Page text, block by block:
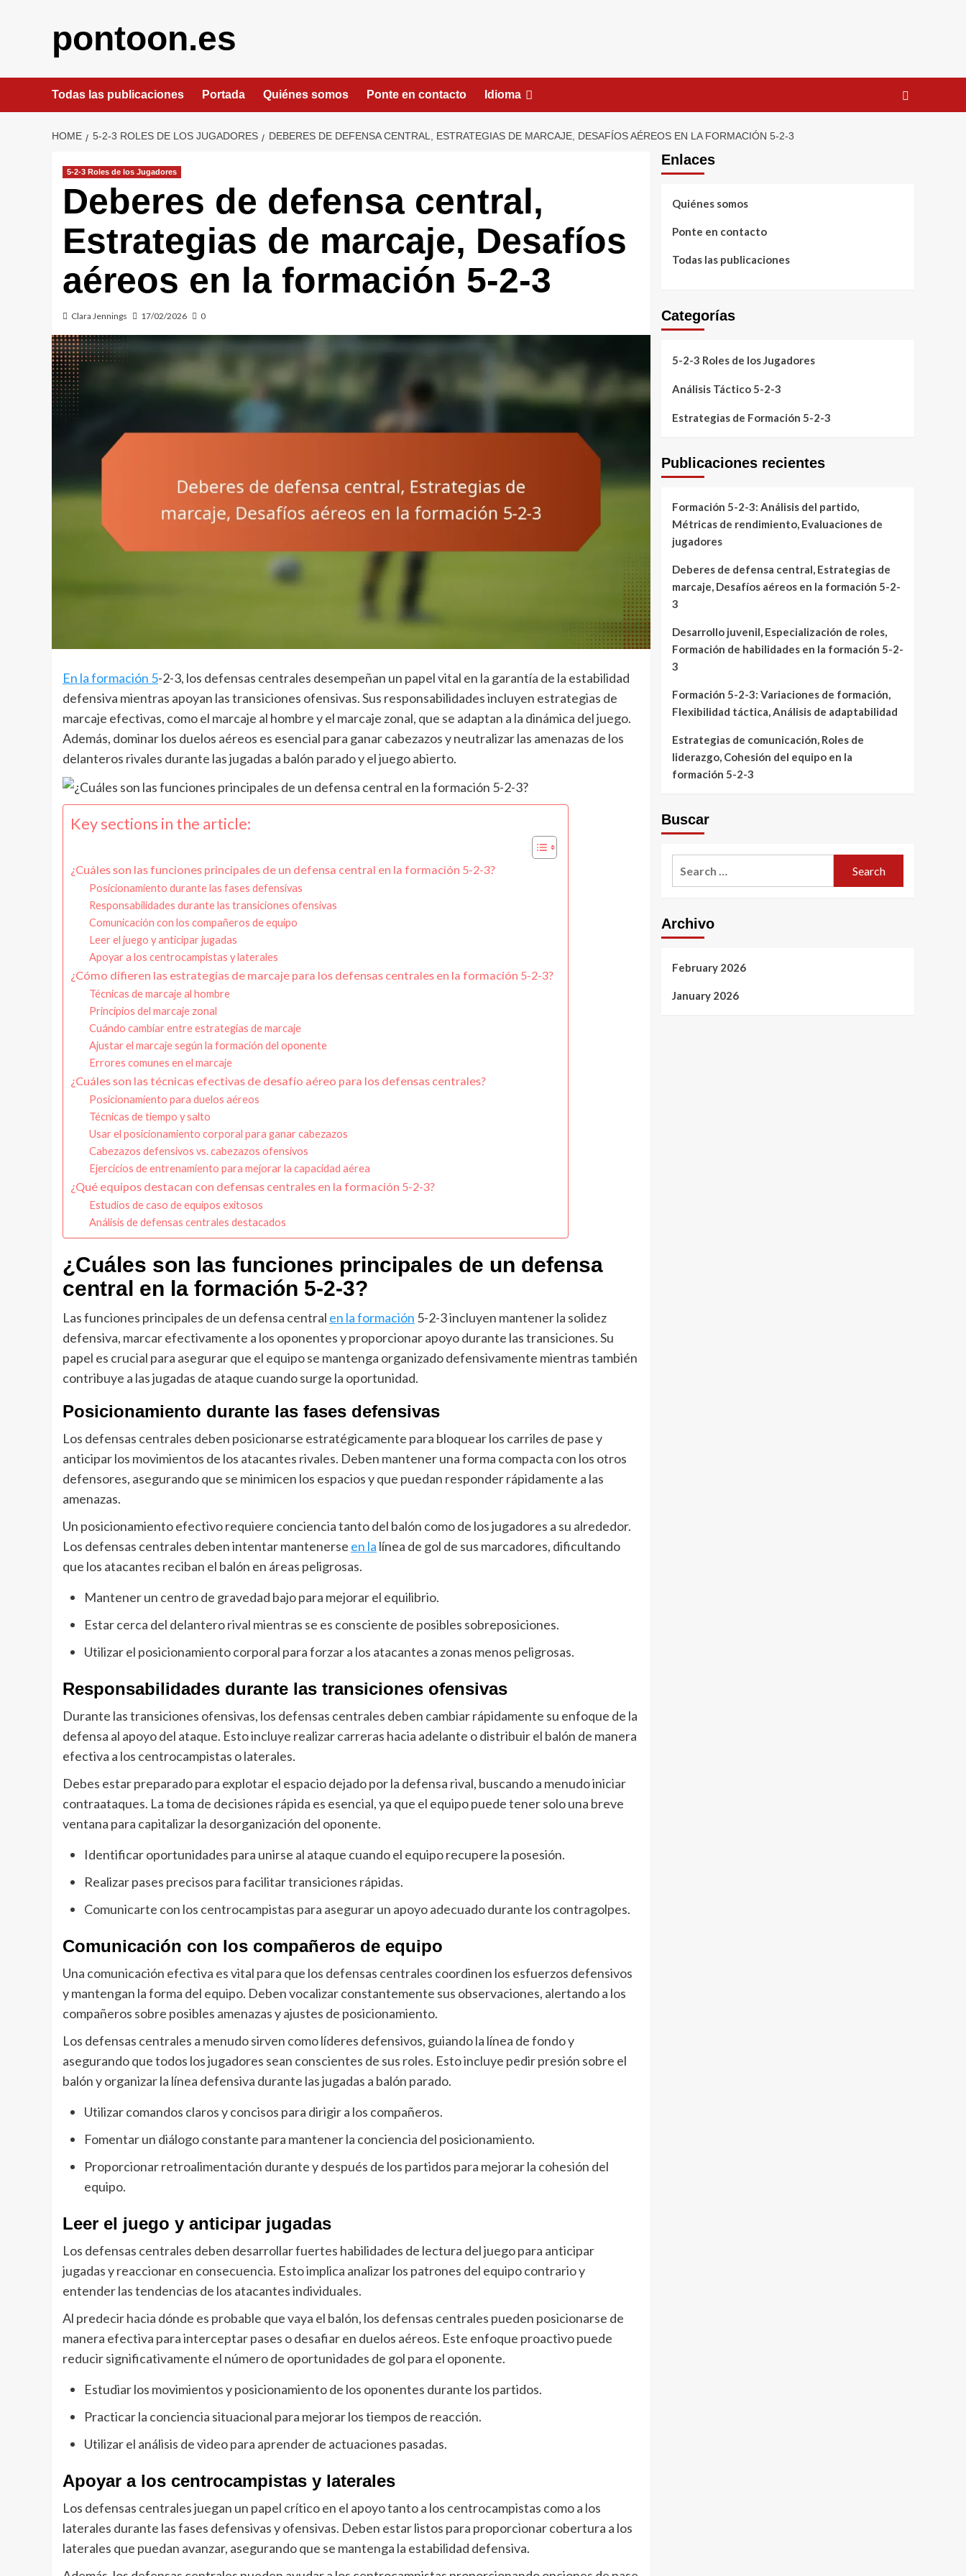
pontoon.es
Todas las publicaciones Portada Quiénes somos Ponte en contacto Idioma
HOME 5-2-3 ROLES DE LOS JUGADORES DEBERES DE DEFENSA CENTRAL, ESTRATEGIAS DE MARCAJE, DESAFÍOS AÉREOS EN LA FORMACIÓN 5-2-3
5-2-3 Roles de los Jugadores
Deberes de defensa central,
Estrategias de marcaje, Desafíos
aéreos en la formación 5-2-3
Clara Jennings 17/02/2026 0
En la formación 5-2-3, los defensas centrales desempeñan un papel vital en la garantía de la estabilidad
defensiva mientras apoyan las transiciones ofensivas. Sus responsabilidades incluyen estrategias de
marcaje efectivas, como el marcaje al hombre y el marcaje zonal, que se adaptan a la dinámica del juego.
Además, dominar los duelos aéreos es esencial para ganar cabezazos y neutralizar las amenazas de los
delanteros rivales durante las jugadas a balón parado y el juego abierto.
Key sections in the article:
¿Cuáles son las funciones principales de un defensa central en la formación 5-2-3?
Posicionamiento durante las fases defensivas
Responsabilidades durante las transiciones ofensivas
Comunicación con los compañeros de equipo
Leer el juego y anticipar jugadas
Apoyar a los centrocampistas y laterales
¿Cómo difieren las estrategias de marcaje para los defensas centrales en la formación 5-2-3?
Técnicas de marcaje al hombre
Principios del marcaje zonal
Cuándo cambiar entre estrategias de marcaje
Ajustar el marcaje según la formación del oponente
Errores comunes en el marcaje
¿Cuáles son las técnicas efectivas de desafío aéreo para los defensas centrales?
Posicionamiento para duelos aéreos
Técnicas de tiempo y salto
Usar el posicionamiento corporal para ganar cabezazos
Cabezazos defensivos vs. cabezazos ofensivos
Ejercicios de entrenamiento para mejorar la capacidad aérea
¿Qué equipos destacan con defensas centrales en la formación 5-2-3?
Estudios de caso de equipos exitosos
Análisis de defensas centrales destacados
¿Cuáles son las funciones principales de un defensa
central en la formación 5-2-3?
Las funciones principales de un defensa central en la formación 5-2-3 incluyen mantener la solidez
defensiva, marcar efectivamente a los oponentes y proporcionar apoyo durante las transiciones. Su
papel es crucial para asegurar que el equipo se mantenga organizado defensivamente mientras también
contribuye a las jugadas de ataque cuando surge la oportunidad.
Posicionamiento durante las fases defensivas
Los defensas centrales deben posicionarse estratégicamente para bloquear los carriles de pase y
anticipar los movimientos de los atacantes rivales. Deben mantener una forma compacta con los otros
defensores, asegurando que se minimicen los espacios y que puedan responder rápidamente a las
amenazas.
Un posicionamiento efectivo requiere conciencia tanto del balón como de los jugadores a su alrededor.
Los defensas centrales deben intentar mantenerse en la línea de gol de sus marcadores, dificultando
que los atacantes reciban el balón en áreas peligrosas.
Mantener un centro de gravedad bajo para mejorar el equilibrio.
Estar cerca del delantero rival mientras se es consciente de posibles sobreposiciones.
Utilizar el posicionamiento corporal para forzar a los atacantes a zonas menos peligrosas.
Responsabilidades durante las transiciones ofensivas
Durante las transiciones ofensivas, los defensas centrales deben cambiar rápidamente su enfoque de la
defensa al apoyo del ataque. Esto incluye realizar carreras hacia adelante o distribuir el balón de manera
efectiva a los centrocampistas o laterales.
Debes estar preparado para explotar el espacio dejado por la defensa rival, buscando a menudo iniciar
contraataques. La toma de decisiones rápida es esencial, ya que el equipo puede tener solo una breve
ventana para capitalizar la desorganización del oponente.
Identificar oportunidades para unirse al ataque cuando el equipo recupere la posesión.
Realizar pases precisos para facilitar transiciones rápidas.
Comunicarte con los centrocampistas para asegurar un apoyo adecuado durante los contragolpes.
Comunicación con los compañeros de equipo
Una comunicación efectiva es vital para que los defensas centrales coordinen los esfuerzos defensivos
y mantengan la forma del equipo. Deben vocalizar constantemente sus observaciones, alertando a los
compañeros sobre posibles amenazas y ajustes de posicionamiento.
Los defensas centrales a menudo sirven como líderes defensivos, guiando la línea de fondo y
asegurando que todos los jugadores sean conscientes de sus roles. Esto incluye pedir presión sobre el
balón y organizar la línea defensiva durante las jugadas a balón parado.
Utilizar comandos claros y concisos para dirigir a los compañeros.
Fomentar un diálogo constante para mantener la conciencia del posicionamiento.
Proporcionar retroalimentación durante y después de los partidos para mejorar la cohesión del
equipo.
Leer el juego y anticipar jugadas
Los defensas centrales deben desarrollar fuertes habilidades de lectura del juego para anticipar
jugadas y reaccionar en consecuencia. Esto implica analizar los patrones del equipo contrario y
entender las tendencias de los atacantes individuales.
Al predecir hacia dónde es probable que vaya el balón, los defensas centrales pueden posicionarse de
manera efectiva para interceptar pases o desafiar en duelos aéreos. Este enfoque proactivo puede
reducir significativamente el número de oportunidades de gol para el oponente.
Estudiar los movimientos y posicionamiento de los oponentes durante los partidos.
Practicar la conciencia situacional para mejorar los tiempos de reacción.
Utilizar el análisis de video para aprender de actuaciones pasadas.
Apoyar a los centrocampistas y laterales
Los defensas centrales juegan un papel crítico en el apoyo tanto a los centrocampistas como a los
laterales durante las fases defensivas y ofensivas. Deben estar listos para proporcionar cobertura a los
laterales que puedan avanzar, asegurando que se mantenga la estabilidad defensiva.
Enlaces
Quiénes somos
Ponte en contacto
Todas las publicaciones
Categorías
5-2-3 Roles de los Jugadores
Análisis Táctico 5-2-3
Estrategias de Formación 5-2-3
Publicaciones recientes
Formación 5-2-3: Análisis del partido,
Métricas de rendimiento, Evaluaciones de
jugadores
Deberes de defensa central, Estrategias de
marcaje, Desafíos aéreos en la formación 5-2-
3
Desarrollo juvenil, Especialización de roles,
Formación de habilidades en la formación 5-2-
3
Formación 5-2-3: Variaciones de formación,
Flexibilidad táctica, Análisis de adaptabilidad
Estrategias de comunicación, Roles de
liderazgo, Cohesión del equipo en la
formación 5-2-3
Buscar
Archivo
February 2026
January 2026